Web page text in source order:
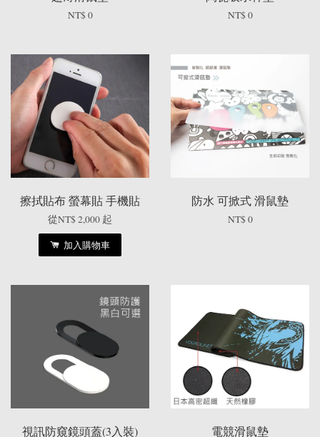
NT$ 0 NT$ 0
擦拭貼布 螢幕貼 手機貼
從NT$ 2,000 起
加入購物車
防水 可掀式 滑鼠墊
NT$ 0
視訊防窺鏡頭蓋(3入裝) 電競滑鼠墊